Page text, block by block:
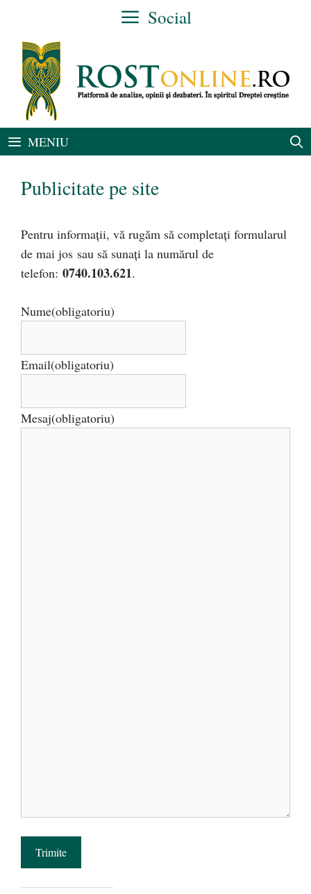
conținut
Social
MENIU
Publicitate pe site
Pentru informații, vă rugăm să completați formularul
de mai jos sau să sunați la numărul de
telefon: 0740.103.621.
Nume(obligatoriu)
Email(obligatoriu)
Mesaj(obligatoriu)
Trimite